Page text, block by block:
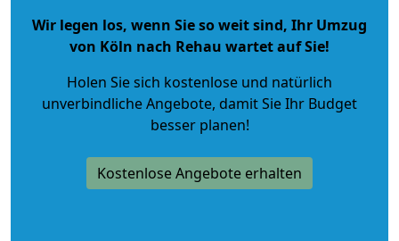
Wir legen los, wenn Sie so weit sind, Ihr Umzug
von Köln nach Rehau wartet auf Sie!
Holen Sie sich kostenlose und natürlich
unverbindliche Angebote, damit Sie Ihr Budget
besser planen!
Kostenlose Angebote erhalten